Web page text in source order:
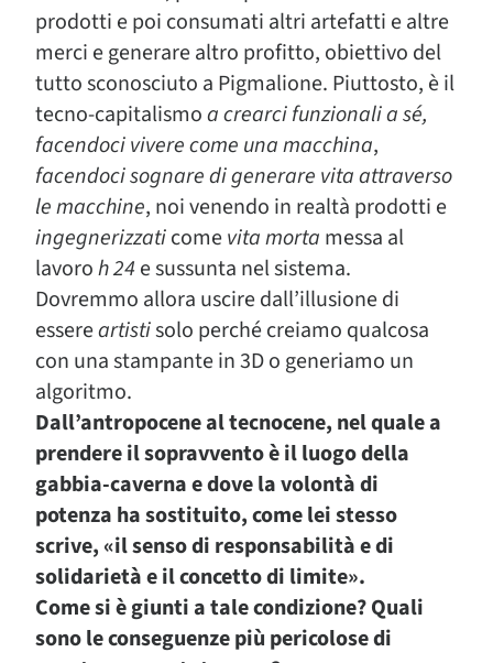
prodotti e poi consumati altri artefatti e altre
merci e generare altro profitto, obiettivo del
tutto sconosciuto a Pigmalione. Piuttosto, è il
tecno-capitalismoa crearci funzionali a sé,
facendoci vivere come una macchina,
facendoci sognare di generare vita attraverso
le macchine, noi venendo in realtà prodotti e
ingegnerizzaticomevita morta messa al
lavoroh 24 e sussunta nel sistema.
Dovremmo allora uscire dall’illusione di
essereartistisolo perché creiamo qualcosa
con una stampante in 3D o generiamo un
algoritmo.
Dall’antropocene al tecnocene, nel quale a
prendere il sopravvento è il luogo della
gabbia-caverna e dove la volontà di
potenza ha sostituito, come lei stesso
scrive, «il senso di responsabilità e di
solidarietà e il concetto di limite».
Come si è giunti a tale condizione? Quali
sono le conseguenze più pericolose di